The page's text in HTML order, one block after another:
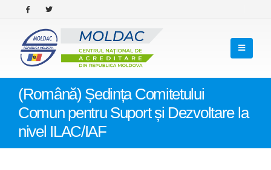
(Română) Ședința Comitetului
Comun pentru Suport și Dezvoltare la
nivel ILAC/IAF